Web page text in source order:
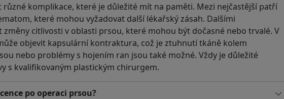
komplikace, které je důležité mít na paměti. Mezi nejčastější patří
které mohou vyžadovat další lékařský zásah. Dalšími
citlivosti v oblasti prsou, které mohou být dočasné nebo trvalé. V
objevit kapsulární kontraktura, což je ztuhnutí tkáně kolem
nebo problémy s hojením ran jsou také možné. Vždy je důležité
s kvalifikovaným plastickým chirurgem.
po operaci prsou?